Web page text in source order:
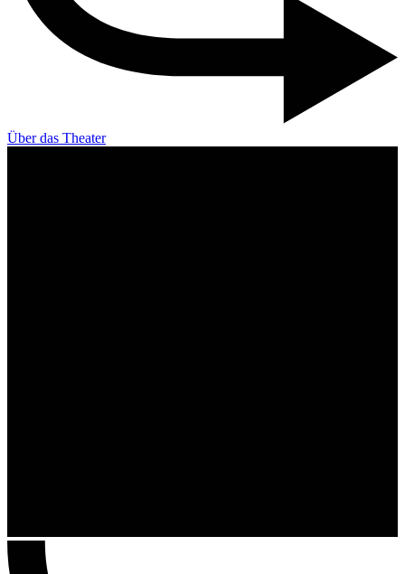
Über das Theater